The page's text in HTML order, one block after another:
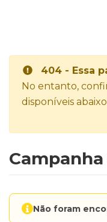
404 - Essa
No entanto,
disponíveis
Não foram